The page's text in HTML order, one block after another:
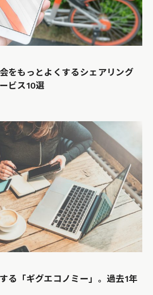
会をもっとよくするシェアリング
ビス10選
る「ギグエコノミー」。過去1年